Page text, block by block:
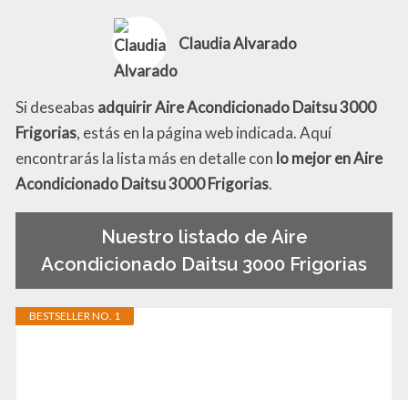
Claudia Alvarado
Si deseabas adquirir Aire Acondicionado Daitsu 3000
Frigorias, estás en la página web indicada. Aquí
encontrarás la lista más en detalle con lo mejor en Aire
Acondicionado Daitsu 3000 Frigorias.
Nuestro listado de Aire
Acondicionado Daitsu 3000 Frigorias
BESTSELLER NO. 1